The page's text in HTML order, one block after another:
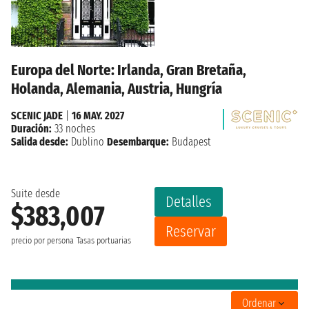
Europa del Norte: Irlanda, Gran Bretaña,
Holanda, Alemania, Austria, Hungría
Suite desde
$383,007
precio por persona Tasas portuarias
Detalles
Reservar
SCENIC JADE
16 MAY. 2027
Duración: 33 noches
Salida desde: Dublino Desembarque: Budapest
Ordenar